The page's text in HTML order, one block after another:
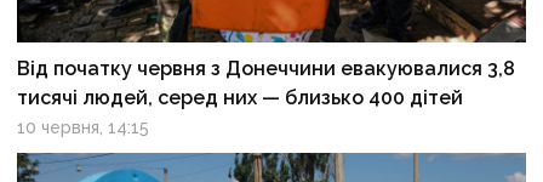
Від початку червня з Донеччини евакуювалися 3,8
тисячі людей, серед них — близько 400 дітей
10 червня, 14:15